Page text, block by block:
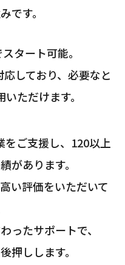
です。
タート可能。
しており、必要なと
ただけます。
をご支援し、120以上
があります。
い評価をいただいて
ったサポートで、
押しします。